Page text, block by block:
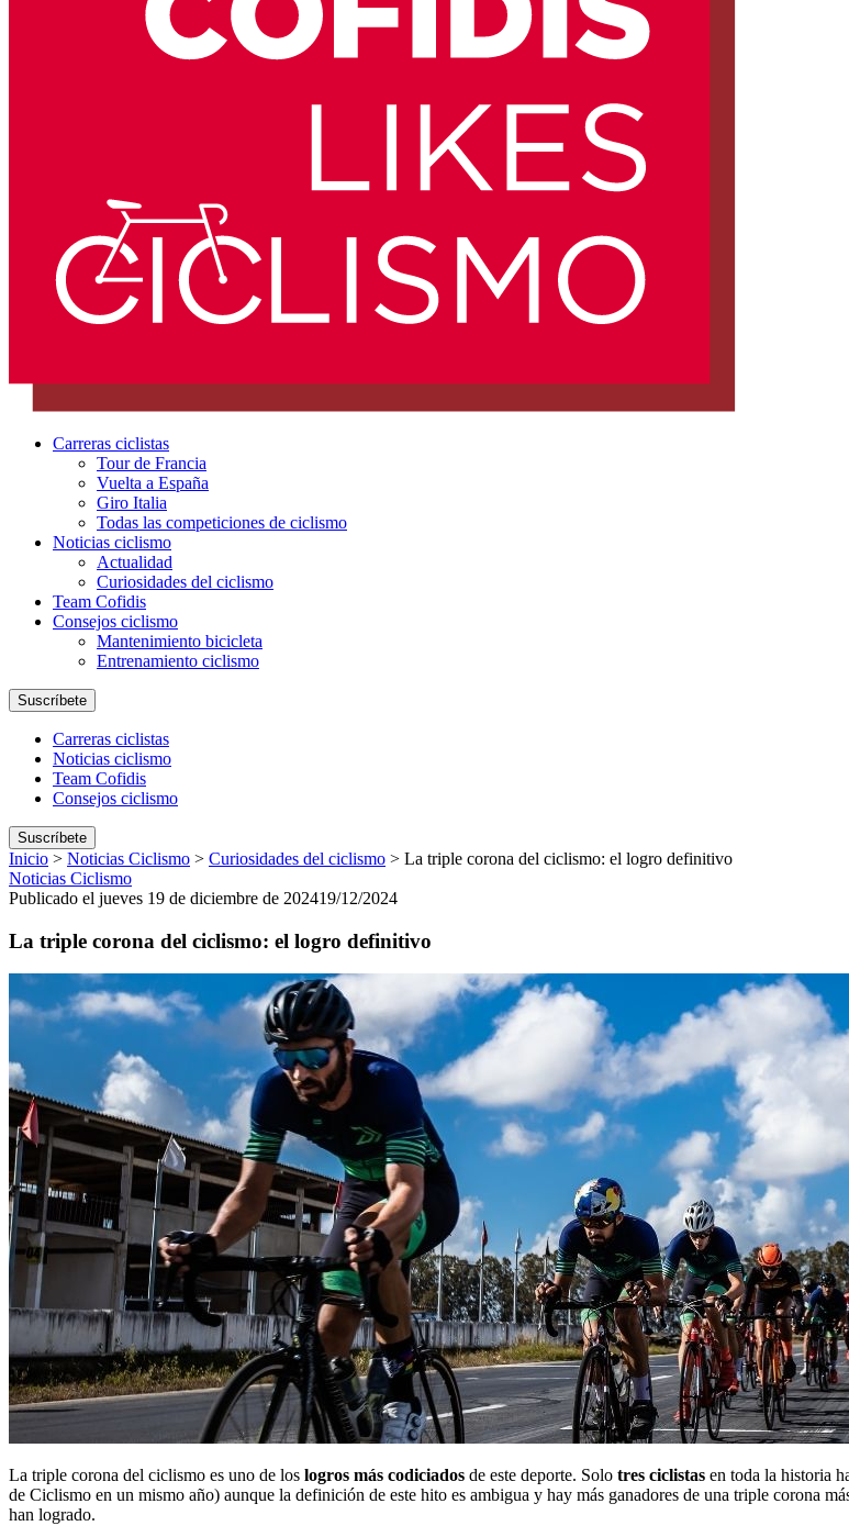
Carreras ciclistas
Tour de Francia
Vuelta a España
Giro Italia
Todas las competiciones de ciclismo
Noticias ciclismo
Actualidad
Curiosidades del ciclismo
Team Cofidis
Consejos ciclismo
Mantenimiento bicicleta
Entrenamiento ciclismo
Suscríbete
Carreras ciclistas
Noticias ciclismo
Team Cofidis
Consejos ciclismo
Suscríbete
Inicio > Noticias Ciclismo > Curiosidades del ciclismo > La triple corona del ciclismo: el logro definitivo
Noticias Ciclismo
Publicado el jueves 19 de diciembre de 202419/12/2024
La triple corona del ciclismo: el logro definitivo
La triple corona del ciclismo es uno de los logros más codiciados de este deporte. Solo tres ciclistas en toda la historia
de Ciclismo en un mismo año) aunque la definición de este hito es ambigua y hay más ganadores de una triple corona
han logrado.